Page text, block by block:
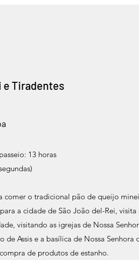
e Tiradentes
13 horas
comer o tradicional pão de queijo
a cidade de São João del-Rei, visita
visitando as igrejas de Nossa
de Assis e a basílica de Nossa Senhora
de produtos de estanho.